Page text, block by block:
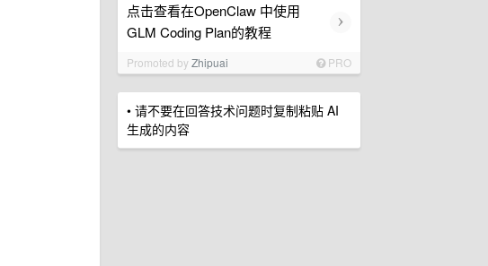
点击查看在OpenClaw 中使用
GLM Coding Plan的教程
›
Promoted byZhipuai PRO
• 请不要在回答技术问题时复制粘贴 AI
生成的内容